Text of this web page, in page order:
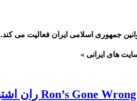
جمهوری اسلامی ایران فعالیت می کند.
های ایرانی »